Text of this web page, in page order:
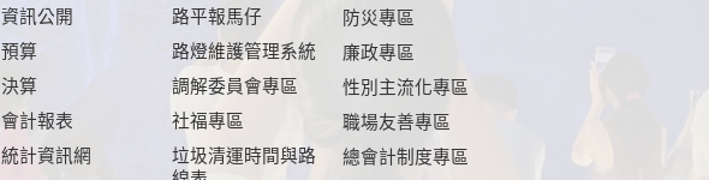
資訊公開
預算
決算
會計報表
統計資訊網
路平報馬仔
路燈維護管理系統
調解委員會專區
社福專區
垃圾清運時間與路
防災專區
廉政專區
性別主流化專區
職場友善專區
總會計制度專區